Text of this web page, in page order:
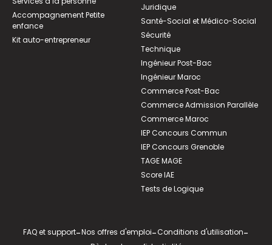
Accompagnement Petite
enfance
Kit auto-entrepreneur
Juridique
Santé-Social et Médico-Social
Sécurité
Technique
Ingénieur Post-Bac
Ingénieur Maroc
Commerce Post-Bac
Commerce Admission Parallèle
Commerce Maroc
IEP Concours Commun
IEP Concours Grenoble
TAGE MAGE
Score IAE
Tests de Logique
FAQ et support-Nos offres d'emploi-Conditions d'utilisation-